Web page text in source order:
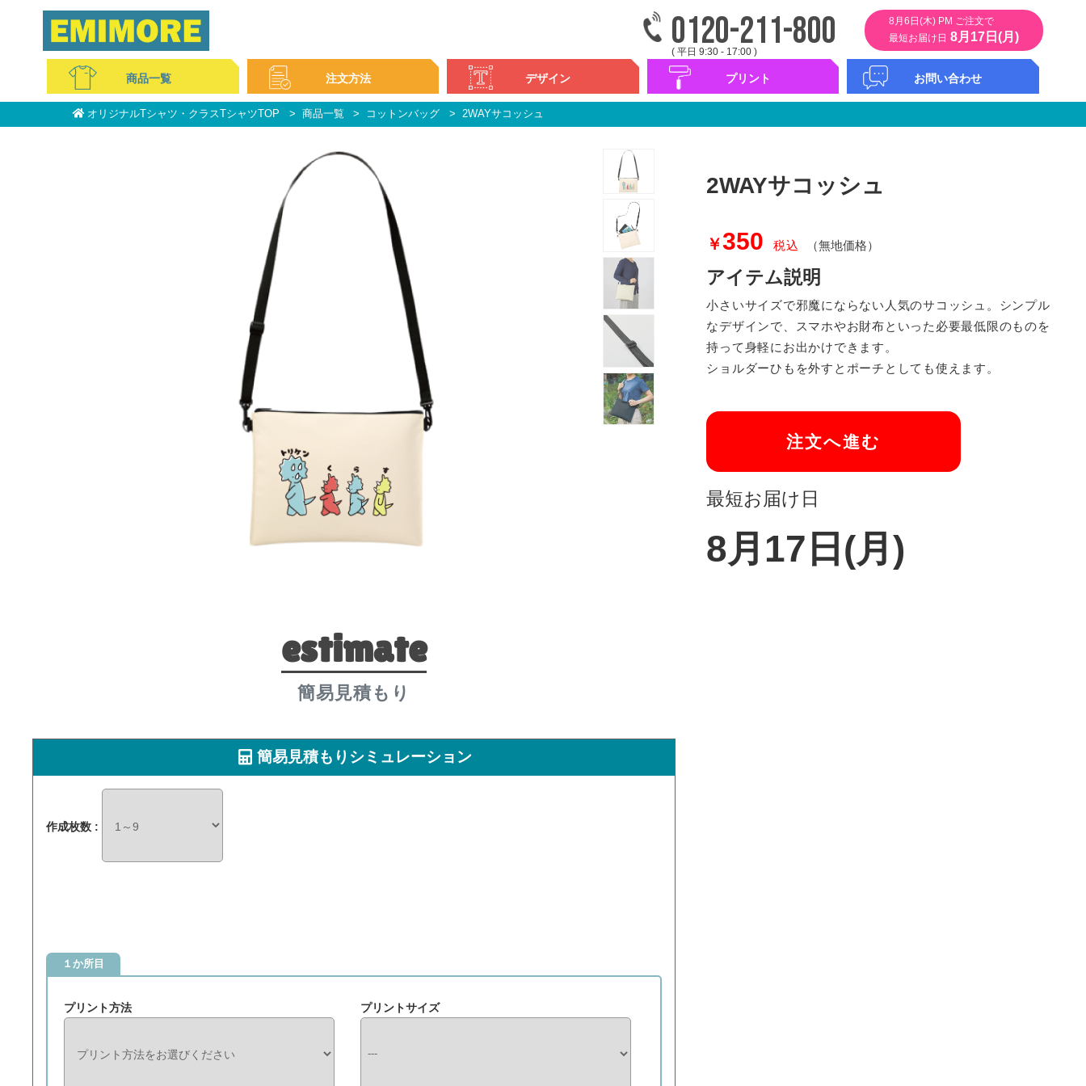
0120-211-800
( 平日 9:30 - 17:00 )
8月6日(木) PM ご注文で
最短お届け日 8月17日(月)
商品一覧
コットンTシャツ
ドライ・スポーツ
ポロシャツ
スウェット・パーカー
ブルゾン
パンツ
コットンバッグ
不織布
ミニタオル
マフラータオル
フェイスタオル
ビブス
キャップ
無地アイテム
イベントグッズ
注文方法
ご注文の流れ
WEBサイトの注文方法
お支払い方法について
料金について
サービス特集
よくある質問
デザイン
デザイン集
書体一覧
プリント お問い合わせ
オリジナルTシャツ・クラスTシャツTOP 商品一覧 コットンバッグ 2WAYサコッシュ
2WAYサコッシュ
￥350 税込 （無地価格）
アイテム説明
小さいサイズで邪魔にならない人気のサコッシュ。シンプル
なデザインで、スマホやお財布といった必要最低限のものを
持って身軽にお出かけできます。
ショルダーひもを外すとポーチとしても使えます。
注文へ進む
最短お届け日
8月17日(月)
estimate
簡易見積もり
簡易見積もりシミュレーション
作成枚数 :
１か所目
プリント方法 プリントサイズ